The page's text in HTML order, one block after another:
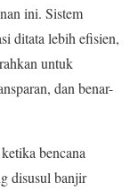
ini. Sistem
ditata lebih efisien,
untuk
dan benar-
bencana
disusul banjir